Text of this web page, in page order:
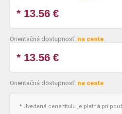
* 13.56 €
Orientačná dostupnosť: na ceste
* 13.56 €
Orientačná dostupnosť: na ceste
* Uvedená cena titulu je platná pri